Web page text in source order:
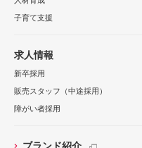
子育て支援
求人情報
新卒採用
販売スタッフ（中途採用）
障がい者採用